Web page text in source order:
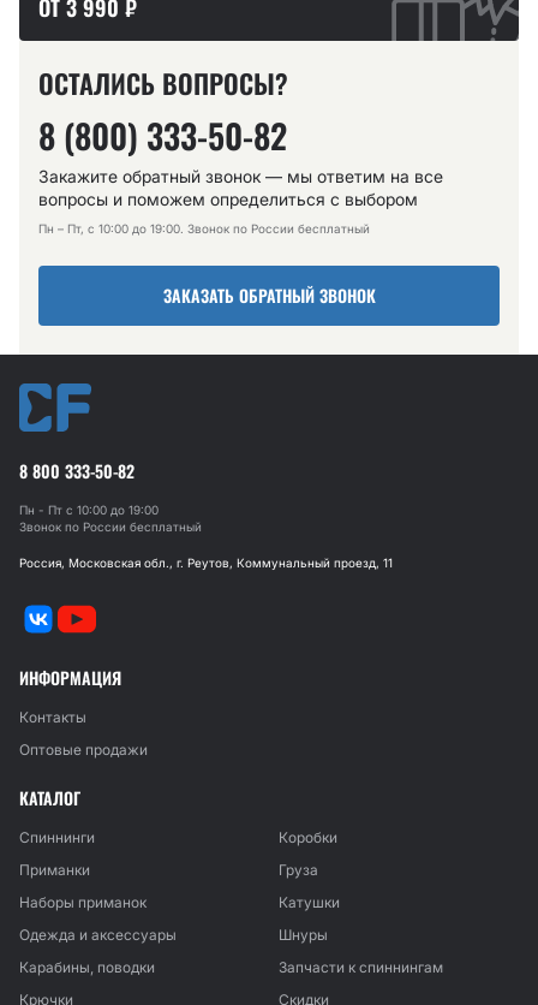
ОТ 3 990 ₽
ОСТАЛИСЬ ВОПРОСЫ?
8 (800) 333-50-82
Закажите обратный звонок — мы ответим на все
вопросы и поможем определиться с выбором
Пн – Пт, с 10:00 до 19:00. Звонок по России бесплатный
ЗАКАЗАТЬ ОБРАТНЫЙ ЗВОНОК
8 800 333-50-82
Пн - Пт с 10:00 до 19:00
Звонок по России бесплатный
Россия, Московская обл., г. Реутов, Коммунальный проезд, 11
ИНФОРМАЦИЯ
Контакты
Оптовые продажи
КАТАЛОГ
Спиннинги
Коробки
Приманки
Груза
Наборы приманок
Катушки
Одежда и аксессуары
Шнуры
Карабины, поводки
Запчасти к спиннингам
Крючки
Скидки